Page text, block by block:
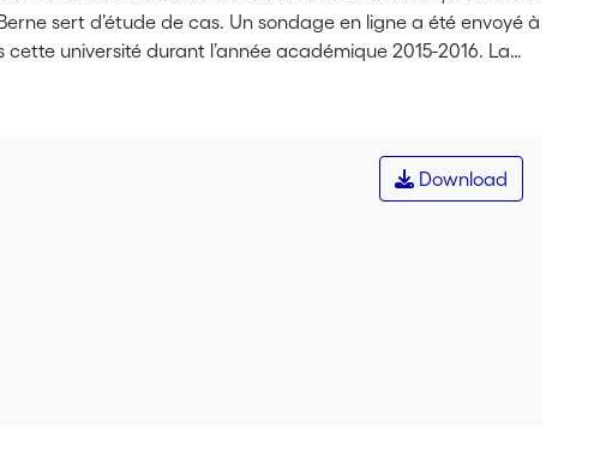
sert d’étude de cas. Un sondage en ligne a été envoyé à
université durant l’année académique 2015-2016. La
nouvelle culture. La bonne qualité de vie à Berne est
du capital humain, les étudiant·e·s ne sont pas
Download